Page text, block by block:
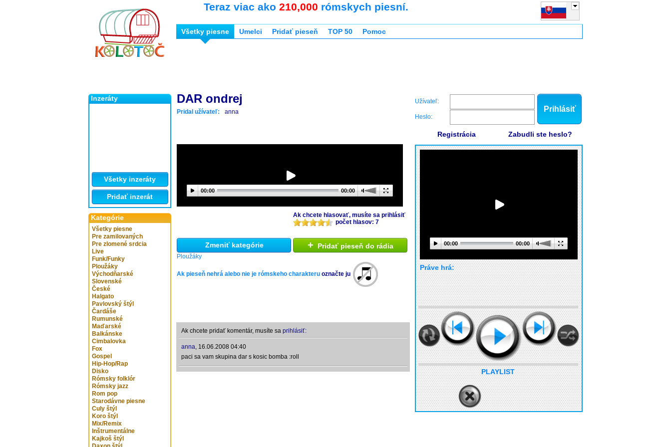
Inzeráty
Všetky inzeráty
Pridať inzerát
Kategórie
Všetky piesne
Pre zamilovaných
Pre zlomené srdcia
Live
Funk/Funky
Ploužáky
Východňarské
Slovenské
České
Halgato
Pavlovský štýl
Čardáše
Rumunské
Maďarské
Balkánske
Cimbalovka
Fox
Gospel
Hip-Hop/Rap
Disko
Rómsky folklór
Rómsky jazz
Rom pop
Starodávne piesne
Culy štýl
Koro štýl
Mix/Remix
Inštrumentálne
Kajkoš štýl
Teraz viac ako 210,000 rómskych piesní.
Všetky piesne Umelci Pridať pieseň TOP 50 Pomoc
DAR ondrej
Pridal užívateľ: anna
00:00 00:00
Ak chcete hlasovať, musíte sa prihlásiť
počet hlasov: 7
Zmeniť kategórie
Ploužáky
+ Pridať pieseň do rádia
Ak pieseň nehrá alebo nie je rómskeho charakteru označte ju
Ak chcete pridať komentár, musíte sa prihlásiť:
anna, 16.06.2008 04:40
paci sa vam skupina dar s kosic bomba :roll
Užívateľ:
Heslo:
Prihlásiť
Registrácia Zabudli ste heslo?
00:00 00:00
Práve hrá:
PLAYLIST